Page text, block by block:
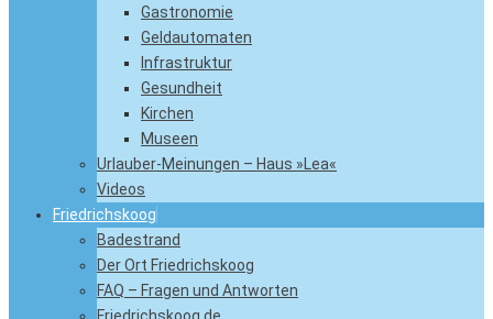
Gastronomie
Geldautomaten
Infrastruktur
Gesundheit
Kirchen
Museen
Urlauber-Meinungen – Haus »Lea«
Videos
Friedrichskoog
Badestrand
Der Ort Friedrichskoog
FAQ – Fragen und Antworten